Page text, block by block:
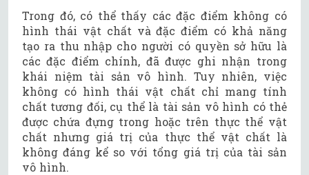
Trong đó, có thể thấy các đặc điểm không có
hình thái vật chất và đặc điểm có khả năng
tạo ra thu nhập cho người có quyền sở hữu là
các đặc điểm chính, đã được ghi nhận trong
khái niệm tài sản vô hình. Tuy nhiên, việc
không có hình thái vật chất chỉ mang tính
chất tương đối, cụ thể là tài sản vô hình có thẻ
được chứa đựng trong hoặc trên thực thể vật
chất nhưng giá trị của thực thể vật chất là
không đáng kể so với tổng giá trị của tài sản
vô hình.